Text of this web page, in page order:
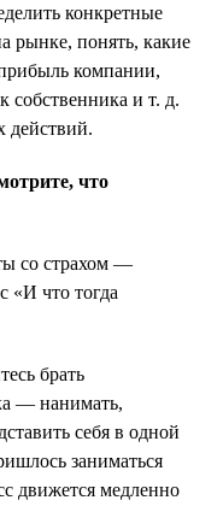
конкретные
рынке, понять, какие
прибыль компании,
собственника и т. д.
действий.
что
со страхом —
«И что тогда
брать
— нанимать,
себя в одной
заниматься
движется медленно